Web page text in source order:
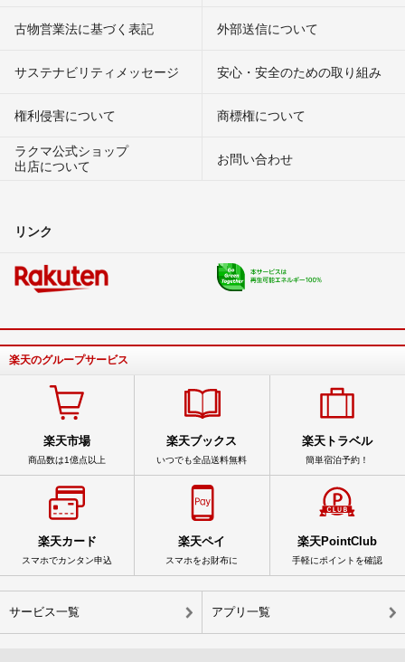
古物営業法に基づく表記 外部送信について
サステナビリティメッセージ 安心・安全のための取り組み
権利侵害について
商標権について
ラクマ公式ショップ
出店について
お問い合わせ
リンク
楽天のグループサービス
楽天市場
商品数は1億点以上
楽天ブックス
いつでも全品送料無料
楽天トラベル
簡単宿泊予約！
楽天カード
スマホでカンタン申込
楽天ペイ
スマホをお財布に
楽天PointClub
手軽にポイントを確認
サービス一覧 アプリ一覧